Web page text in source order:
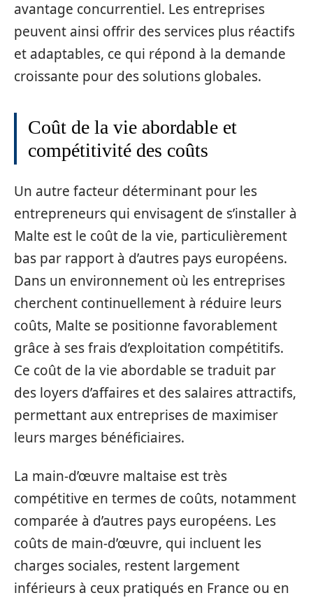
avantage concurrentiel. Les entreprises
peuvent ainsi offrir des services plus réactifs
et adaptables, ce qui répond à la demande
croissante pour des solutions globales.
Coût de la vie abordable et
compétitivité des coûts
Un autre facteur déterminant pour les
entrepreneurs qui envisagent de s’installer à
Malte est le coût de la vie, particulièrement
bas par rapport à d’autres pays européens.
Dans un environnement où les entreprises
cherchent continuellement à réduire leurs
coûts, Malte se positionne favorablement
grâce à ses frais d’exploitation compétitifs.
Ce coût de la vie abordable se traduit par
des loyers d’affaires et des salaires attractifs,
permettant aux entreprises de maximiser
leurs marges bénéficiaires.
La main-d’œuvre maltaise est très
compétitive en termes de coûts, notamment
comparée à d’autres pays européens. Les
coûts de main-d’œuvre, qui incluent les
charges sociales, restent largement
inférieurs à ceux pratiqués en France ou en